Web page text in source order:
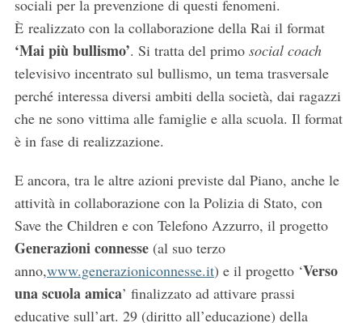
sociali per la prevenzione di questi fenomeni.
È realizzato con la collaborazione della Rai il format
‘Mai più bullismo’. Si tratta del primo social coach
televisivo incentrato sul bullismo, un tema trasversale
perché interessa diversi ambiti della società, dai ragazzi
che ne sono vittima alle famiglie e alla scuola. Il format
è in fase di realizzazione.
E ancora, tra le altre azioni previste dal Piano, anche le
attività in collaborazione con la Polizia di Stato, con
Save the Children e con Telefono Azzurro, il progetto
Generazioni connesse (al suo terzo
anno,www.generazioniconnesse.it) e il progetto ‘Verso
una scuola amica’ finalizzato ad attivare prassi
educative sull’art. 29 (diritto all’educazione) della
S
e
r
c
h